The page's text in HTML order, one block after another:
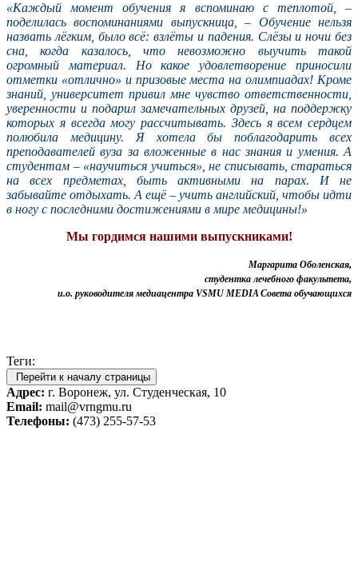
«Каждый момент обучения я вспоминаю с теплотой, –
поделилась воспоминаниями выпускница, – Обучение нельзя
назвать лёгким, было всё: взлёты и падения. Слёзы и ночи без
сна, когда казалось, что невозможно выучить такой
огромный материал. Но какое удовлетворение приносили
отметки «отлично» и призовые места на олимпиадах! Кроме
знаний, университет привил мне чувство ответственности,
уверенности и подарил замечательных друзей, на поддержку
которых я всегда могу рассчитывать. Здесь я всем сердцем
полюбила медицину. Я хотела бы поблагодарить всех
преподавателей вуза за вложенные в нас знания и умения. А
студентам – «научиться учиться», не списывать, стараться
на всех предметах, быть активными на парах. И не
забывайте отдыхать. А ещё – учить английский, чтобы идти
в ногу с последними достижениями в мире медицины!»
Мы гордимся нашими выпускниками!
Маргарита Оболенская,
студентка лечебного факультета,
и.о. руководителя медиацентра VSMU MEDIA Совета обучающихся
Теги:
Перейти к началу страницы
Адрес: г. Воронеж, ул. Студенческая, 10
Email: mail@vrngmu.ru
Телефоны: (473) 255-57-53